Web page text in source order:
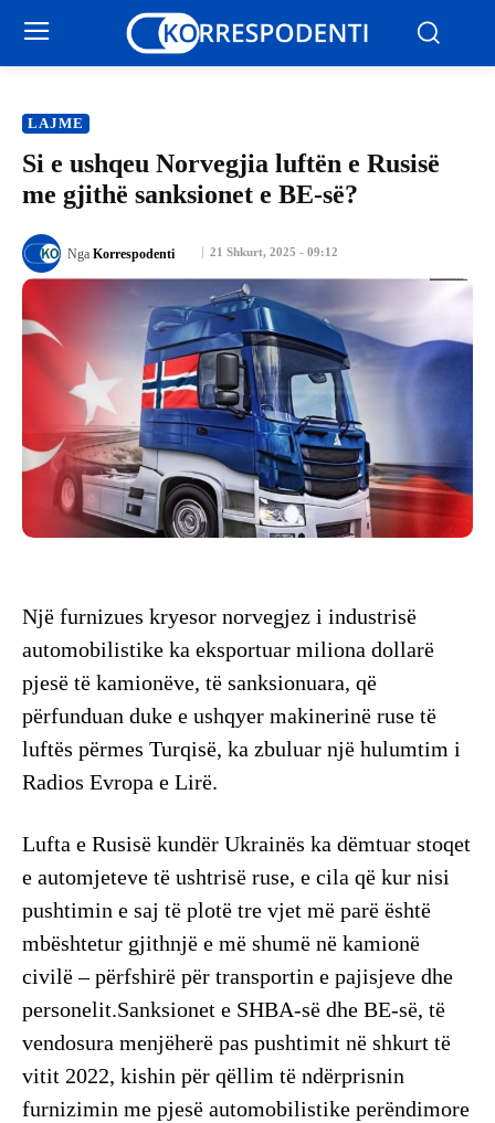
LAJME
Si e ushqeu Norvegjia luftën e Rusisë
me gjithë sanksionet e BE-së?
21 Shkurt, 2025 - 09:12
Nga Korrespodenti
Një furnizues kryesor norvegjez i industrisë
automobilistike ka eksportuar miliona dollarë
pjesë të kamionëve, të sanksionuara, që
përfunduan duke e ushqyer makinerinë ruse të
luftës përmes Turqisë, ka zbuluar një hulumtim i
Radios Evropa e Lirë.
Lufta e Rusisë kundër Ukrainës ka dëmtuar stoqet
e automjeteve të ushtrisë ruse, e cila që kur nisi
pushtimin e saj të plotë tre vjet më parë është
mbështetur gjithnjë e më shumë në kamionë
civilë – përfshirë për transportin e pajisjeve dhe
personelit.Sanksionet e SHBA-së dhe BE-së, të
vendosura menjëherë pas pushtimit në shkurt të
vitit 2022, kishin për qëllim të ndërprisnin
furnizimin me pjesë automobilistike perëndimore